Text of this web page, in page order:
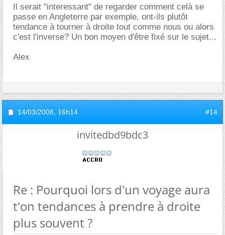
Il serait "interessant" de regarder comment celà se
passe en Angleterre par exemple, ont-ils plutôt
tendance à tourner à droite tout comme nous ou alors
c'est l'inverse? Un bon moyen d'être fixé sur le sujet...
Alex
14/03/2006, 16h14 #14
invitedbd9bdc3
Re : Pourquoi lors d'un voyage aura
t'on tendances à prendre à droite
plus souvent ?